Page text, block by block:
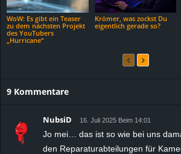
WoW: Es gibt ein Teaser
zu dem nächsten Projekt
des YouTubers
„Hurricane“
Krömer, was zockst Du
eigentlich gerade so?
9 Kommentare
NubsiD 16. Juli 2025 Beim 14:01
Jo mei… das ist so wie bei uns
den Reparaturabteilungen für